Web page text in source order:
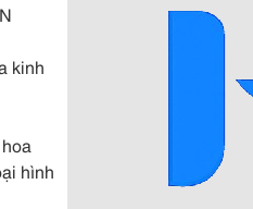
kinh
hình